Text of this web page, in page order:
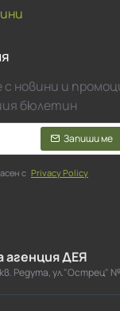
новини и
бюлетин
Запиши ме
с Privacy Policy
агенция ДЕЯ
Редута, ул."Острец"